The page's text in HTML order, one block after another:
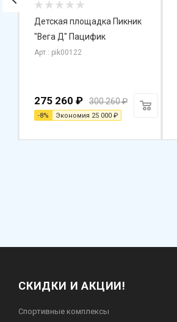
Детская площадка Пикник
"Вега Д" Пацифик
Арт.: pik00122
275 260 ₽ 300 260₽
-8% Экономия 25 000₽
СКИДКИ И АКЦИИ!
Спортивные комплексы